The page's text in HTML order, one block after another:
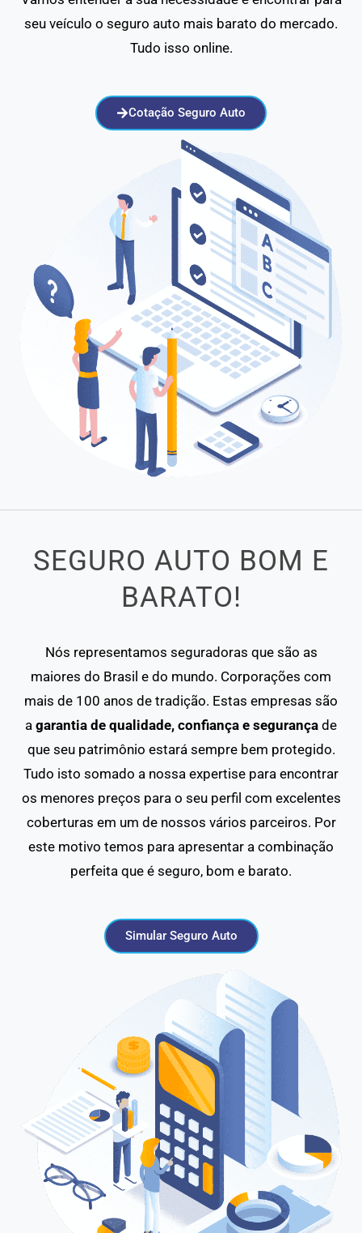
seu veículo o seguro auto mais barato do mercado.
Tudo isso online.
Cotação Seguro Auto
SEGURO AUTO BOM E
BARATO!
Nós representamos seguradoras que são as
maiores do Brasil e do mundo. Corporações com
mais de 100 anos de tradição. Estas empresas são
a garantia de qualidade, confiança e segurança de
que seu patrimônio estará sempre bem protegido.
Tudo isto somado a nossa expertise para encontrar
os menores preços para o seu perfil com excelentes
coberturas em um de nossos vários parceiros. Por
este motivo temos para apresentar a combinação
perfeita que é seguro, bom e barato.
Simular Seguro Auto